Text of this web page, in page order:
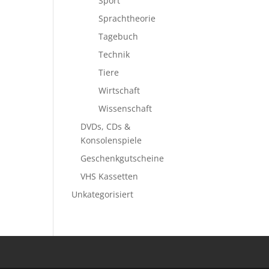
Sprachtheorie
Tagebuch
Technik
Tiere
Wirtschaft
Wissenschaft
DVDs, CDs &
Konsolenspiele
Geschenkgutscheine
VHS Kassetten
Unkategorisiert